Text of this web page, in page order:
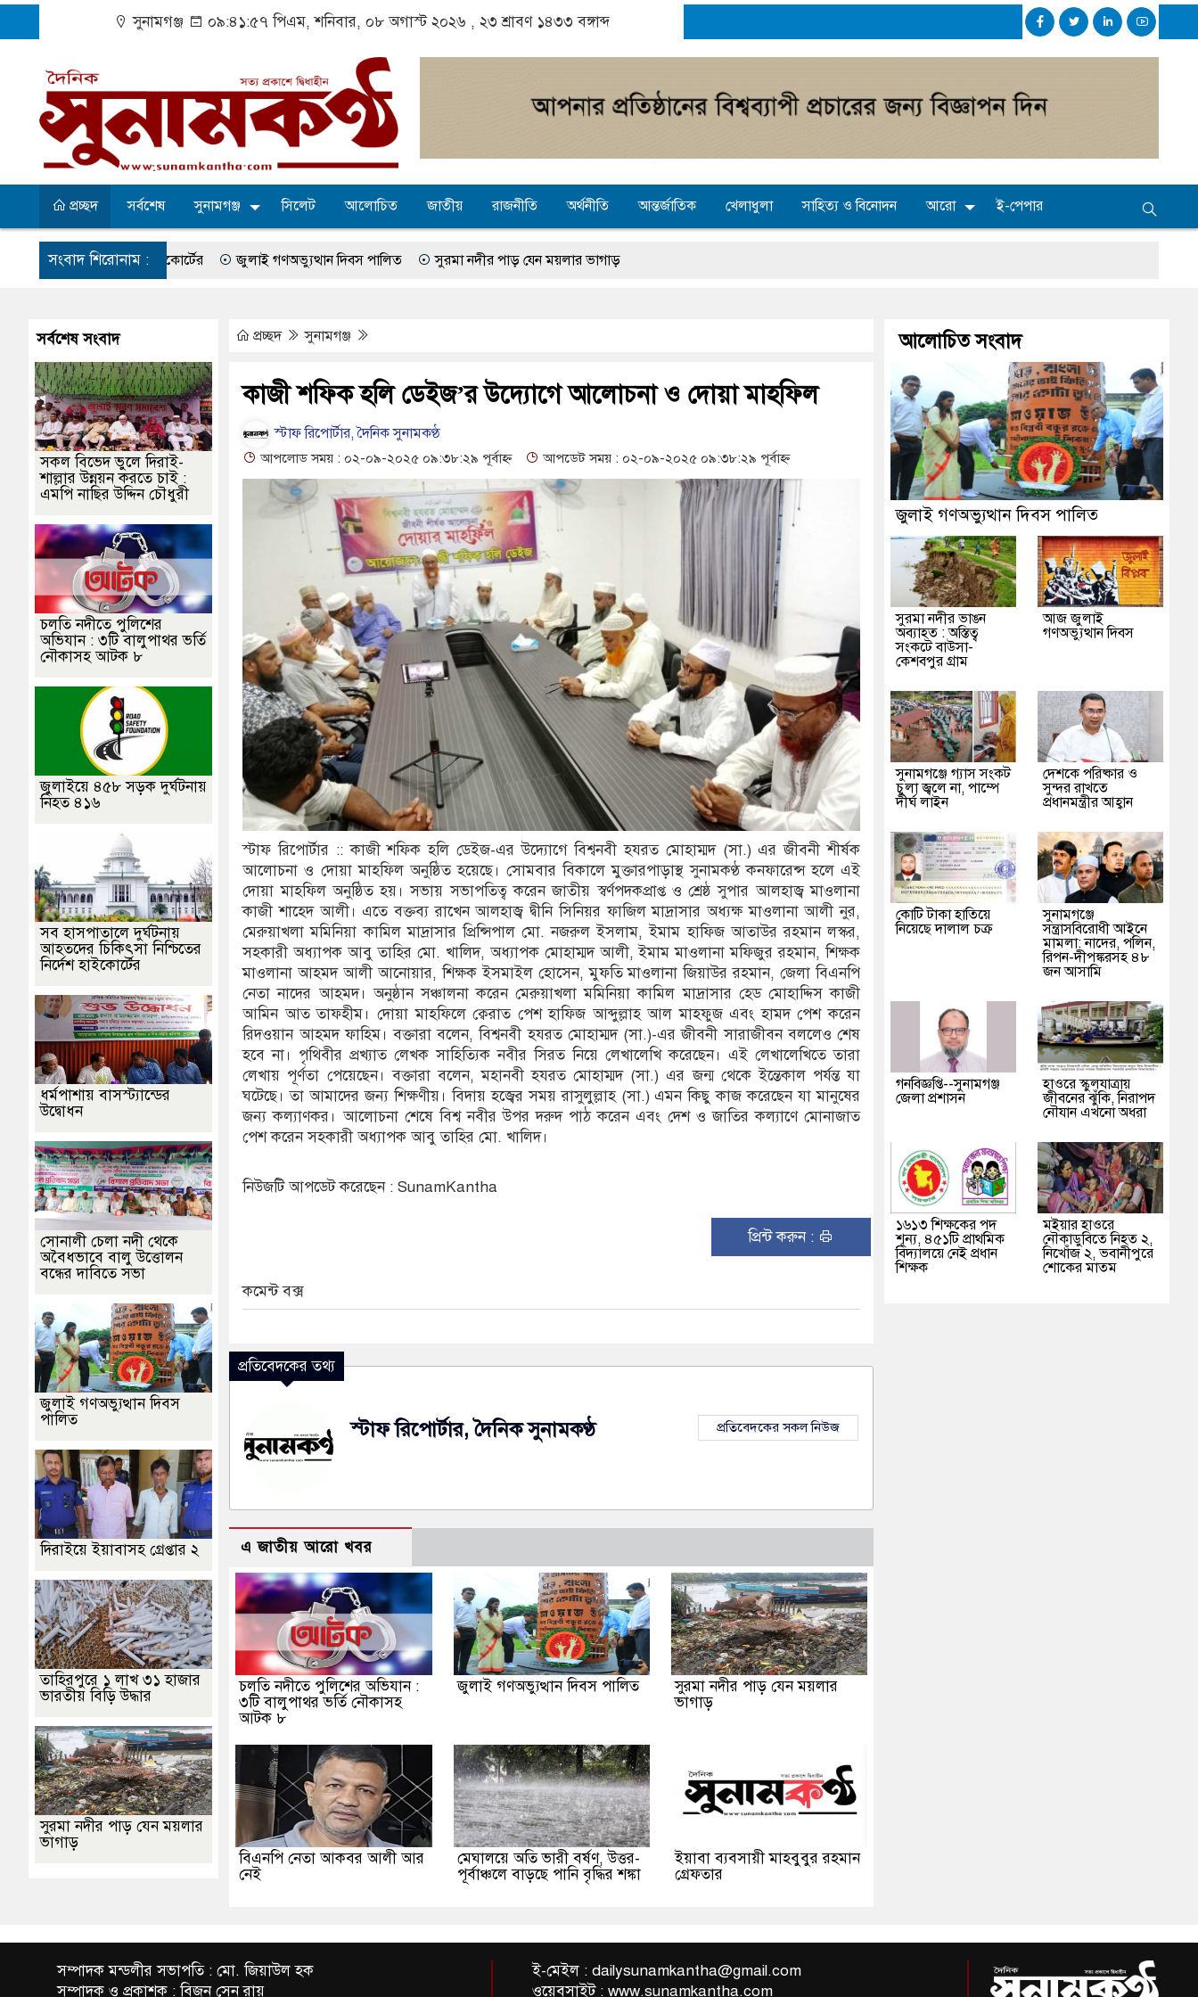
সুনামগঞ্জ ০৯:৪১:৫৭ পিএম, শনিবার, ০৮ অগাস্ট ২০২৬ , ২৩ শ্রাবণ ১৪৩৩ বঙ্গাব্দ
প্রচ্ছদ সর্বশেষ সুনামগঞ্জ সিলেট আলোচিত জাতীয় রাজনীতি অর্থনীতি আন্তর্জাতিক খেলাধুলা সাহিত্য ও বিনোদন আরো ই-পেপার
সংবাদ শিরোনাম :
নির্দেশ হাইকোর্টের জুলাই গণঅভ্যুত্থান দিবস পালিত সুরমা নদীর পাড় যেন ময়লার ভাগাড়
সব অভিযোগ প্রত্যাখ্যান আজ জুলাই গণঅভ্যুত্থান দিবস সুনামগঞ্জে গ্যাস সংকট চুলা জ্বলে না, পাম্পে দীর্ঘ লাইন
উপজেলা পরিষদের সম্প্রসারিত প্রশাসনিক ভবনের উদ্বোধন
পলিন, রিপন-দীপঙ্করসহ ৪৮ জন আসামি পূবালী ব্যাংকের ইলেক্ট্রনিক বুথ ও সেল্ফ সার্ভিস সেন্টারের উদ্বোধন গনবিজ্ঞপ্তি--সুনামগঞ্জ জেলা প্রশাসন
হাওরে স্কুলযাত্রায় জীবনের ঝুঁকি, নিরাপদ নৌযান এখনো অধরা ১৬১৩ শিক্ষকের পদ শূন্য, ৪৫১টি প্রাথমিক বিদ্যালয়ে নেই প্রধান শিক্ষক
শোকের মাতম জামালগঞ্জে হামলার অভিযোগে সংবাদ সম্মেলন, নিরাপত্তা ও সুষ্ঠু বিচার দাবি
প্রচ্ছদ সুনামগঞ্জ
কাজী শফিক হলি ডেইজ’র উদ্যোগে আলোচনা ও দোয়া মাহফিল
স্টাফ রিপোর্টার, দৈনিক সুনামকণ্ঠ
আপলোড সময় : ০২-০৯-২০২৫ ০৯:৩৮:২৯ পূর্বাহ্ন আপডেট সময় : ০২-০৯-২০২৫ ০৯:৩৮:২৯ পূর্বাহ্ন
স্টাফ রিপোর্টার :: কাজী শফিক হলি ডেইজ-এর উদ্যোগে বিশ্বনবী হযরত মোহাম্মদ (সা.) এর জীবনী শীর্ষক
আলোচনা ও দোয়া মাহফিল অনুষ্ঠিত হয়েছে। সোমবার বিকালে মুক্তারপাড়াস্থ সুনামকণ্ঠ কনফারেন্স হলে এই
দোয়া মাহফিল অনুষ্ঠিত হয়। সভায় সভাপতিত্ব করেন জাতীয় স্বর্ণপদকপ্রাপ্ত ও শ্রেষ্ঠ সুপার আলহাজ্ব মাওলানা
কাজী শাহেদ আলী। এতে বক্তব্য রাখেন আলহাজ্ব দ্বীনি সিনিয়র ফাজিল মাদ্রাসার অধ্যক্ষ মাওলানা আলী নুর,
মেরুয়াখলা মমিনিয়া কামিল মাদ্রাসার প্রিন্সিপাল মো. নজরুল ইসলাম, ইমাম হাফিজ আতাউর রহমান লস্কর,
সহকারী অধ্যাপক আবু তাহির মো. খালিদ, অধ্যাপক মোহাম্মদ আলী, ইমাম মাওলানা মফিজুর রহমান, শিক্ষক
মাওলানা আহমদ আলী আনোয়ার, শিক্ষক ইসমাইল হোসেন, মুফতি মাওলানা জিয়াউর রহমান, জেলা বিএনপি
নেতা নাদের আহমদ। অনুষ্ঠান সঞ্চালনা করেন মেরুয়াখলা মমিনিয়া কামিল মাদ্রাসার হেড মোহাদ্দিস কাজী
আমিন আত তাফহীম। দোয়া মাহফিলে ক্বেরাত পেশ হাফিজ আব্দুল্লাহ আল মাহফুজ এবং হামদ পেশ করেন
রিদওয়ান আহমদ ফাহিম। বক্তারা বলেন, বিশ্বনবী হযরত মোহাম্মদ (সা.)-এর জীবনী সারাজীবন বললেও শেষ
হবে না। পৃথিবীর প্রখ্যাত লেখক সাহিত্যিক নবীর সিরত নিয়ে লেখালেখি করেছেন। এই লেখালেখিতে তারা
লেখায় পূর্ণতা পেয়েছেন। বক্তারা বলেন, মহানবী হযরত মোহাম্মদ (সা.) এর জন্ম থেকে ইন্তেকাল পর্যন্ত যা
ঘটেছে। তা আমাদের জন্য শিক্ষণীয়। বিদায় হজ্বের সময় রাসুলুল্লাহ (সা.) এমন কিছু কাজ করেছেন যা মানুষের
জন্য কল্যাণকর। আলোচনা শেষে বিশ্ব নবীর উপর দরুদ পাঠ করেন এবং দেশ ও জাতির কল্যাণে মোনাজাত
পেশ করেন সহকারী অধ্যাপক আবু তাহির মো. খালিদ।
নিউজটি আপডেট করেছেন : SunamKantha
প্রিন্ট করুন :
কমেন্ট বক্স
প্রতিবেদকের তথ্য
স্টাফ রিপোর্টার, দৈনিক সুনামকণ্ঠ প্রতিবেদকের সকল নিউজ
এ জাতীয় আরো খবর
চলতি নদীতে পুলিশের অভিযান :
৩টি বালুপাথর ভর্তি নৌকাসহ
আটক ৮
জুলাই গণঅভ্যুত্থান দিবস পালিত
সুরমা নদীর পাড় যেন ময়লার
ভাগাড়
বিএনপি নেতা আকবর আলী আর
নেই
মেঘালয়ে অতি ভারী বর্ষণ, উত্তর-
পূর্বাঞ্চলে বাড়ছে পানি বৃদ্ধির শঙ্কা
ইয়াবা ব্যবসায়ী মাহবুবুর রহমান
গ্রেফতার
সর্বশেষ সংবাদ
সকল বিভেদ ভুলে দিরাই-
শাল্লার উন্নয়ন করতে চাই :
এমপি নাছির উদ্দিন চৌধুরী
চলতি নদীতে পুলিশের
অভিযান : ৩টি বালুপাথর ভর্তি
নৌকাসহ আটক ৮
জুলাইয়ে ৪৫৮ সড়ক দুর্ঘটনায়
নিহত ৪১৬
সব হাসপাতালে দুর্ঘটনায়
আহতদের চিকিৎসা নিশ্চিতের
নির্দেশ হাইকোর্টের
ধর্মপাশায় বাসস্ট্যান্ডের
উদ্বোধন
সোনালী চেলা নদী থেকে
অবৈধভাবে বালু উত্তোলন
বন্ধের দাবিতে সভা
জুলাই গণঅভ্যুত্থান দিবস
পালিত
দিরাইয়ে ইয়াবাসহ গ্রেপ্তার ২
তাহিরপুরে ১ লাখ ৩১ হাজার
ভারতীয় বিড়ি উদ্ধার
সুরমা নদীর পাড় যেন ময়লার
ভাগাড়
আলোচিত সংবাদ
জুলাই গণঅভ্যুত্থান দিবস পালিত
সুরমা নদীর ভাঙন
অব্যাহত : অস্তিত্ব
সংকটে বাউসা-
কেশবপুর গ্রাম
আজ জুলাই
গণঅভ্যুত্থান দিবস
সুনামগঞ্জে গ্যাস সংকট
চুলা জ্বলে না, পাম্পে
দীর্ঘ লাইন
দেশকে পরিষ্কার ও
সুন্দর রাখতে
প্রধানমন্ত্রীর আহ্বান
কোটি টাকা হাতিয়ে
নিয়েছে দালাল চক্র
‎সুনামগঞ্জে
সন্ত্রাসবিরোধী আইনে
মামলা: নাদের, পলিন,
রিপন-দীপঙ্করসহ ৪৮
জন আসামি
গনবিজ্ঞপ্তি--সুনামগঞ্জ
জেলা প্রশাসন
হাওরে স্কুলযাত্রায়
জীবনের ঝুঁকি, নিরাপদ
নৌযান এখনো অধরা
১৬১৩ শিক্ষকের পদ
শূন্য, ৪৫১টি প্রাথমিক
বিদ্যালয়ে নেই প্রধান
শিক্ষক
মইয়ার হাওরে
নৌকাডুবিতে নিহত ২,
নিখোঁজ ২, ভবানীপুরে
শোকের মাতম
সম্পাদক মন্ডলীর সভাপতি : মো. জিয়াউল হক
সম্পাদক ও প্রকাশক : বিজন সেন রায়
ই-মেইল :dailysunamkantha@gmail.com
ওয়েবসাইট : www.sunamkantha.com